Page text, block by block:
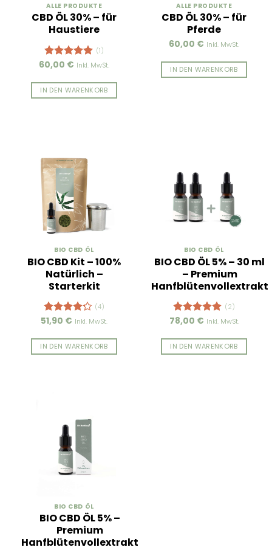
ALLE PRODUKTE
CBD ÖL 30% – für
Haustiere
Bewertet
von 5
(1)
60,00 € Inkl. MwSt.
IN DEN WARENKORB
ALLE PRODUKTE
CBD ÖL 30% – für
Pferde
60,00 € Inkl. MwSt.
IN DEN WARENKORB
BIO CBD ÖL
BIO CBD Kit – 100%
Natürlich –
Starterkit
Bewertet
von 5
(4)
51,90 € Inkl. MwSt.
IN DEN WARENKORB
BIO CBD ÖL
BIO CBD ÖL 5% – 30 ml
– Premium
Hanfblütenvollextrakt
Bewertet
von 5
(2)
78,00 € Inkl. MwSt.
IN DEN WARENKORB
BIO CBD ÖL
BIO CBD ÖL 5% –
Premium
Hanfblütenvollextrakt